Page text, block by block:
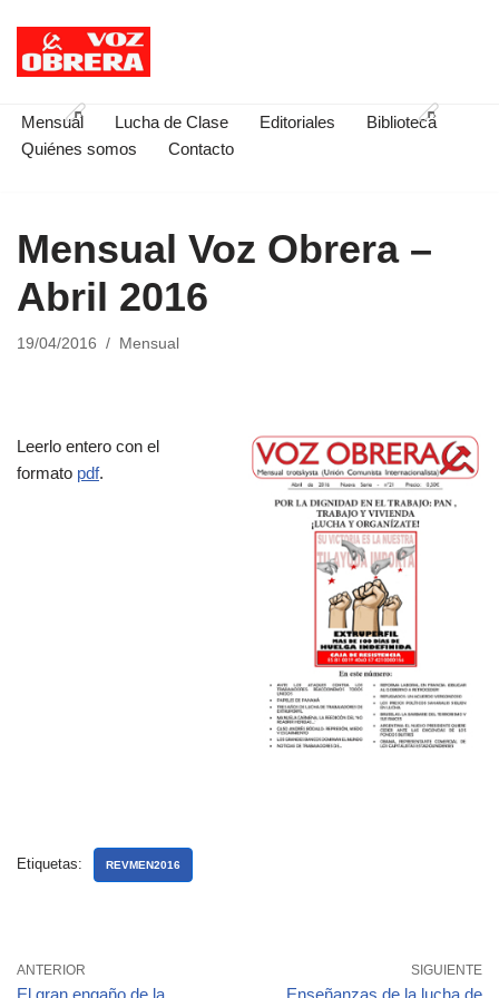
Saltar
contenido
Mensual Lucha de Clase Editoriales
Biblioteca
Quiénes somos
Contacto
Mensual Voz Obrera –
Abril 2016
19/04/2016 Mensual
Leerlo entero con el
formato pdf.
Etiquetas: REVMEN2016
ANTERIOR
El gran engaño de la
SIGUIENTE
Enseñanzas de la lucha de